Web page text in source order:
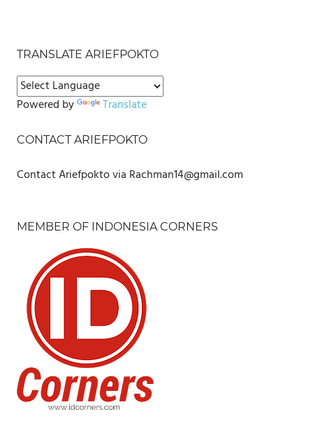
TRANSLATE ARIEFPOKTO
Powered by Translate
CONTACT ARIEFPOKTO
Contact Ariefpokto via Rachman14@gmail.com
MEMBER OF INDONESIA CORNERS